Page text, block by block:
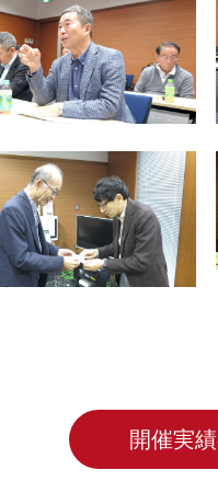
開催実